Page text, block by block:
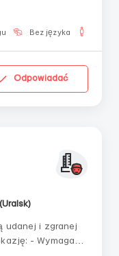
pracownika,
na godneBez języka
Odpowiadać
udanej i zgranej
- Wymagany